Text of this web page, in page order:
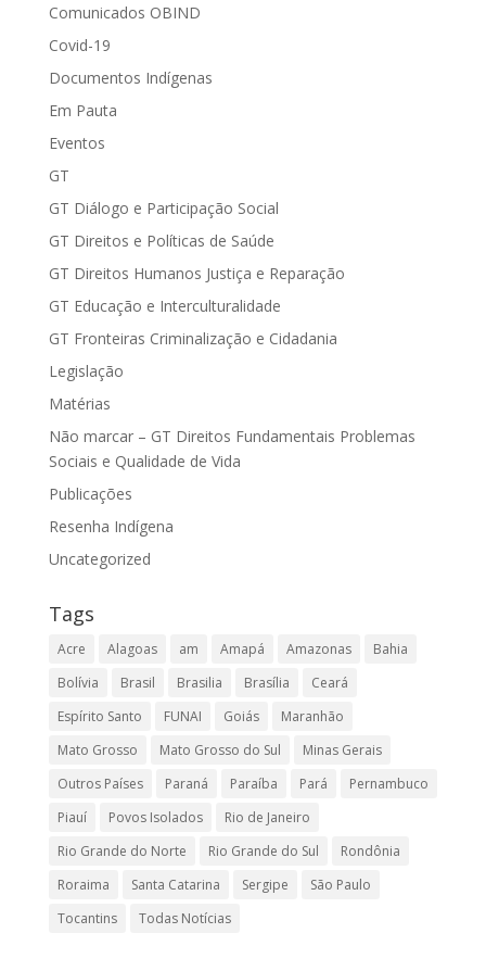
Comunicados OBIND
Covid-19
Documentos Indígenas
Em Pauta
Eventos
GT
GT Diálogo e Participação Social
GT Direitos e Políticas de Saúde
GT Direitos Humanos Justiça e Reparação
GT Educação e Interculturalidade
GT Fronteiras Criminalização e Cidadania
Legislação
Matérias
Não marcar – GT Direitos Fundamentais Problemas
Sociais e Qualidade de Vida
Publicações
Resenha Indígena
Uncategorized
Tags
Acre Alagoas am Amapá Amazonas
Bahia
Bolívia
Brasil Brasilia Brasília
Ceará
Espírito Santo
FUNAI Goiás
Maranhão
Mato Grosso
Mato Grosso do Sul
Minas Gerais
Outros Países
Paraná Paraíba Pará
Pernambuco
Piauí
Povos Isolados
Rio de Janeiro
Rio Grande do Norte
Rio Grande do Sul
Rondônia
Roraima
Santa Catarina Sergipe
São Paulo
Tocantins
Todas Notícias